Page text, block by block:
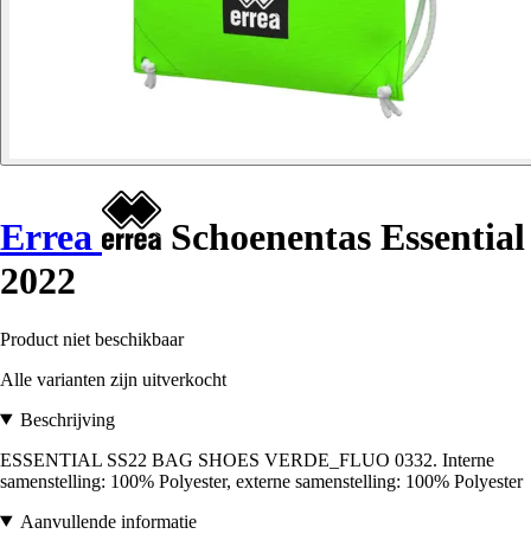
Errea
Schoenentas Essential
2022
Product niet beschikbaar
Alle varianten zijn uitverkocht
Beschrijving
ESSENTIAL SS22 BAG SHOES VERDE_FLUO 0332. Interne
samenstelling: 100% Polyester, externe samenstelling: 100% Polyester
Aanvullende informatie